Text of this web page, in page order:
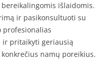
išlaidomis.
ir pasikonsultuoti su
profesionalias
ir pritaikyti geriausią
namų poreikius.